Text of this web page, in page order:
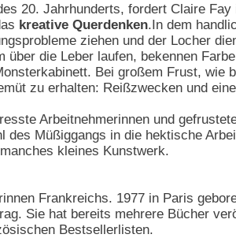
20. Jahrhunderts, fordert Claire
kreative Querdenken.In dem
ziehen und der Locher
die Leber laufen, bekennen
Bei großem Frust, wie
zu erhalten: Reißzwecken und
Arbeitnehmerinnen und
Müßiggangs in die hektische
kleines Kunstwerk.
Frankreichs. 1977 in Paris
Sie hat bereits mehrere Bücher
Bestsellerlisten.